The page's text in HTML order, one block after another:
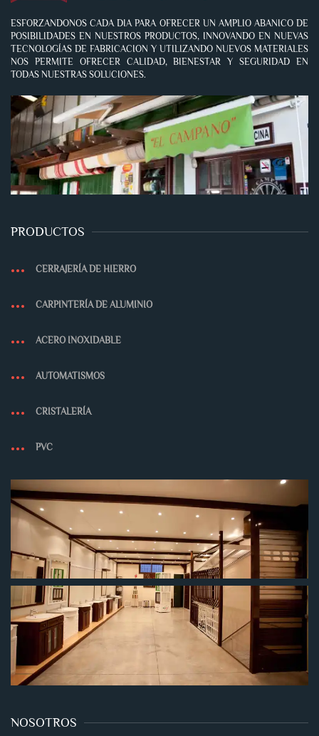
ESFORZANDONOS CADA DIA PARA OFRECER UN AMPLIO ABANICO DE
POSIBILIDADES EN NUESTROS PRODUCTOS, INNOVANDO EN NUEVAS
TECNOLOGÍAS DE FABRICACION Y UTILIZANDO NUEVOS MATERIALES
NOS PERMITE OFRECER CALIDAD, BIENESTAR Y SEGURIDAD EN
TODAS NUESTRAS SOLUCIONES.
PRODUCTOS
CERRAJERÍA DE HIERRO
CARPINTERÍA DE ALUMINIO
ACERO INOXIDABLE
AUTOMATISMOS
CRISTALERÍA
PVC
NOSOTROS